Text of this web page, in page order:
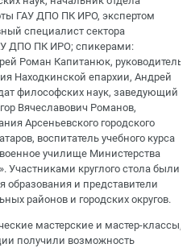
ГАУ ДПО ПК ИРО, экспертом
специалист сектора
ДПО ПК ИРО; спикерами:
Роман Капитанюк, руководитель
Находкинской епархии, Андрей
философских наук, заведующий
Вячеславович Романов,
Арсеньевского городского
воспитатель учебного курса
училище Министерства
круглого стола были
образования и представители
районов и городских округов.
мастерские и мастер-классы,
получили возможность